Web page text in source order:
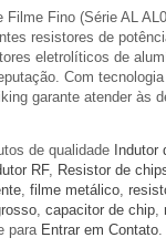
Filme Fino (Série AL
resistores de
eletrolíticos de
Com
garante atender às
de qualidade Indutor
RF, Resistor de
, filme metálico,
, capacitor de chip,
para Entrar em Contato.